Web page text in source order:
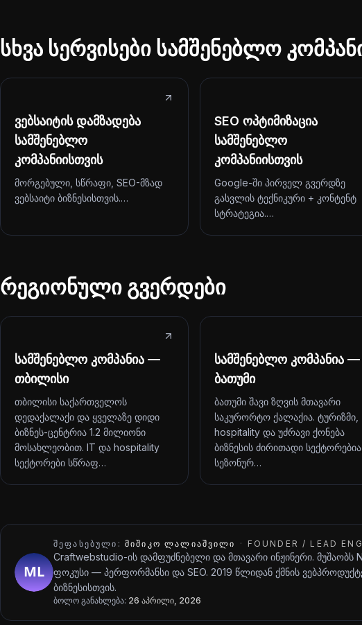
სხვა სერვისები სამშენებლო
ვებსაიტის დამზადება
სამშენებლო
კომპანიისთვის
მორგებული, სწრაფი, SEO-მზად
ვებსაიტი ბიზნესისთვის.…
SEO ოპტიმიზაცია
სამშენებლო
კომპანიისთვის
Google-ში პირველ გვერდზე
გასვლის ტექნიკური + კონტენტ
სტრატეგია.…
რეგიონული გვერდები
სამშენებლო კომპანია —
თბილისი
თბილისი საქართველოს
დედაქალაქი და ყველაზე დიდი
ბიზნეს-ცენტრია 1.2 მილიონი
მოსახლეობით. IT და hospitality
სექტორები სწრაფ…
სამშენებლო კომპანია —
ბათუმი
ბათუმი შავი ზღვის მთავარი
საკურორტო ქალაქია. ტურიზმი,
hospitality და უძრავი ქონება
ბიზნესის ძირითადი სექტორებია,
სეზონურ…
ᲨᲔᲤᲐᲡᲔᲑᲣᲚᲘ: ᲛᲘᲨᲘᲙᲝ ᲚᲐᲚᲘᲐᲨᲕᲘᲚᲘ · FOUNDER / LEAD
Craftwebstudio-ის დამფუძნებელი და მთავარი ინჟინერი. მუშაობს
ფოკუსი — პერფორმანსი და SEO. 2019 წლიდან ქმნის
ბიზნესისთვის.
ბოლო განახლება: 26 აპრილი, 2026